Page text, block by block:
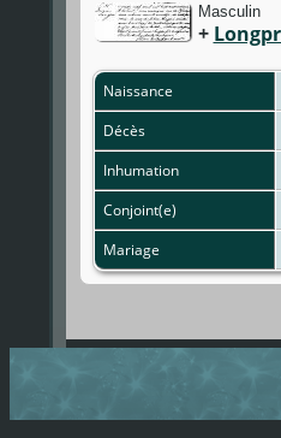
Masculin
+
Naissance
Décès
Inhumation
Conjoint(e)
Mariage